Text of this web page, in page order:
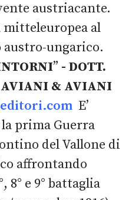
austriacante.
al
ungarico.
” - DOTT.
AVIANI & AVIANI
E’
prima Guerra
del Vallone di
affrontando
8° e 9° battaglia